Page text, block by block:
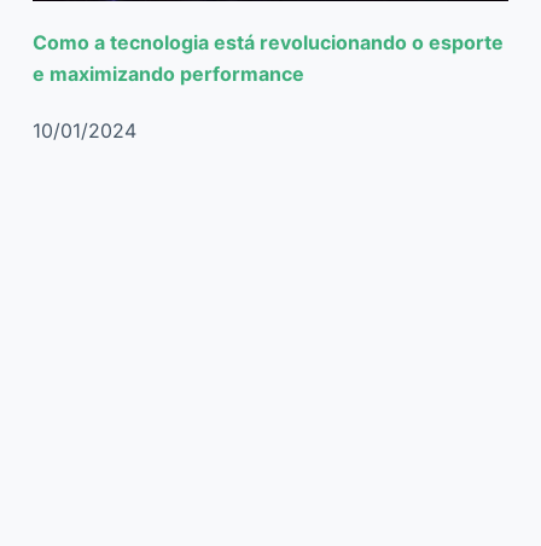
Como a tecnologia está revolucionando o esporte
e maximizando performance
10/01/2024